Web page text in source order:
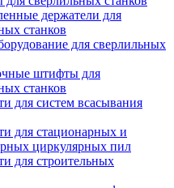
держатели для
станков
для сверлильных
штифты для
станков
для систем всасывания
для стационарных и
циркулярных пил
для строительных